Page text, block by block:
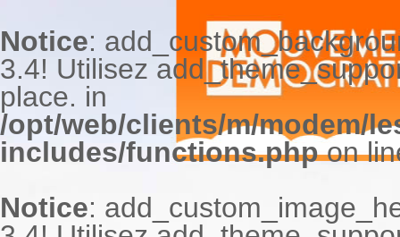
Notice:
3.4! Utilisez
place. in
/opt/web/clients/m/modem/
includes/functions.phpon
Notice: